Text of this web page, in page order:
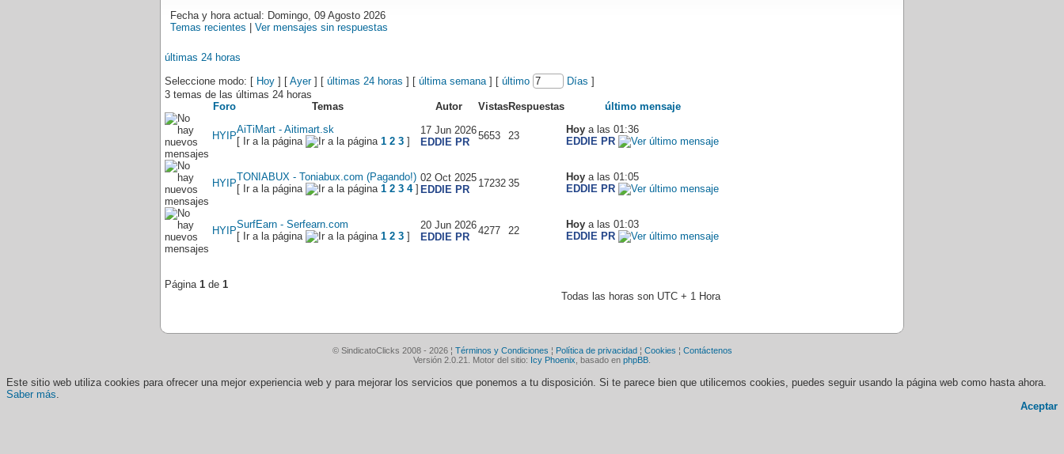
Fecha y hora actual: Domingo, 09 Agosto 2026
Temas recientes
Ver mensajes sin respuestas
últimas 24 horas
Seleccione modo: [ Hoy ] [ Ayer] [ últimas 24 horas ] [ última semana] [ último Días ]
3 temas de las últimas 24 horas
Foro
Temas Autor VistasRespuestas último mensaje
HYIP
AiTiMart - Aitimart.sk
[ Ir a la página
1 2 3 ]
17 Jun 2026
EDDIE PR
5653 23
Hoy a las 01:36
EDDIE PR
HYIP
TONIABUX - Toniabux.com (Pagando!)
[ Ir a la página
1 2 3 4]
02 Oct 2025
EDDIE PR
17232 35
Hoy a las 01:05
EDDIE PR
HYIP
SurfEarn - Serfearn.com
[ Ir a la página
1 2 3 ]
20 Jun 2026
EDDIE PR
4277 22
Hoy a las 01:03
EDDIE PR
Página 1 de 1
Todas las horas son UTC + 1 Hora
© SindicatoClicks 2008 - 2026 ¦ Términos y Condiciones ¦ Política de privacidad¦ Cookies ¦ Contáctenos
Versión 2.0.21. Motor del sitio: Icy Phoenix , basado en phpBB
Este sitio web utiliza cookies para ofrecer una mejor experiencia web y para mejorar los servicios que ponemos a tu disposición. Si te parece bien que utilicemos cookies, puedes seguir usando la página web como hasta ahora.
Saber más.
Aceptar